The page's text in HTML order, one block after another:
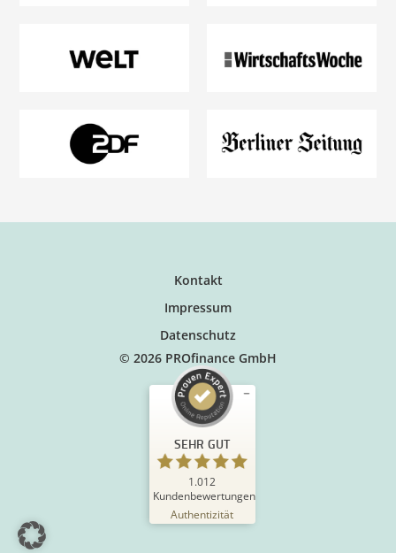
Kontakt
Impressum
Datenschutz
© 2026 PROfinance GmbH
SEHR GUT
1.012
Kundenbewertungen
Authentizität